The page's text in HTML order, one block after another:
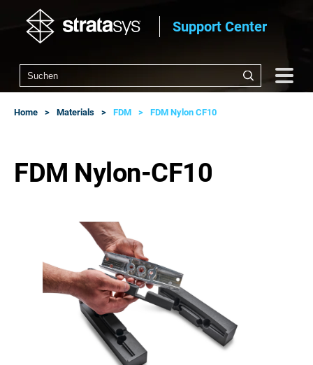
Support Center
Home Materials FDM FDM Nylon CF10
FDM Nylon-CF10